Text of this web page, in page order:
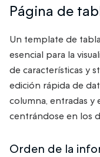
Página de
Un template de
esencial para la
de características y
edición rápida de
columna, entradas y
centrándose en los
Orden de la